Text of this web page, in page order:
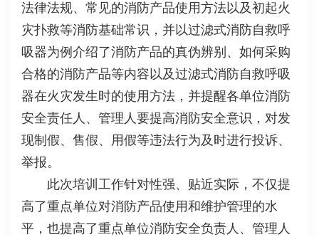
法律法规、常见的消防产品使用方法以及初起火
灾扑救等消防基础常识，并以过滤式消防自救呼
吸器为例介绍了消防产品的真伪辨别、如何采购
合格的消防产品等内容以及过滤式消防自救呼吸
器在火灾发生时的使用方法，并提醒各单位消防
安全责任人、管理人要提高消防安全意识，对发
现制假、售假、用假等违法行为及时进行投诉、
举报。
此次培训工作针对性强、贴近实际，不仅提
高了重点单位对消防产品使用和维护管理的水
平，也提高了重点单位消防安全负责人、管理人